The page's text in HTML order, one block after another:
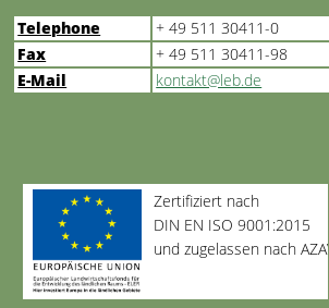
Telephone
+ 49 511 30411-0
Fax
+ 49 511 30411-98
E-Mail
kontakt@leb.de
Zertifiziert nach
DIN EN ISO 9001:2015
und zugelassen nach AZAV